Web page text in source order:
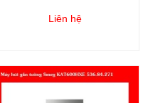
Liên hệ